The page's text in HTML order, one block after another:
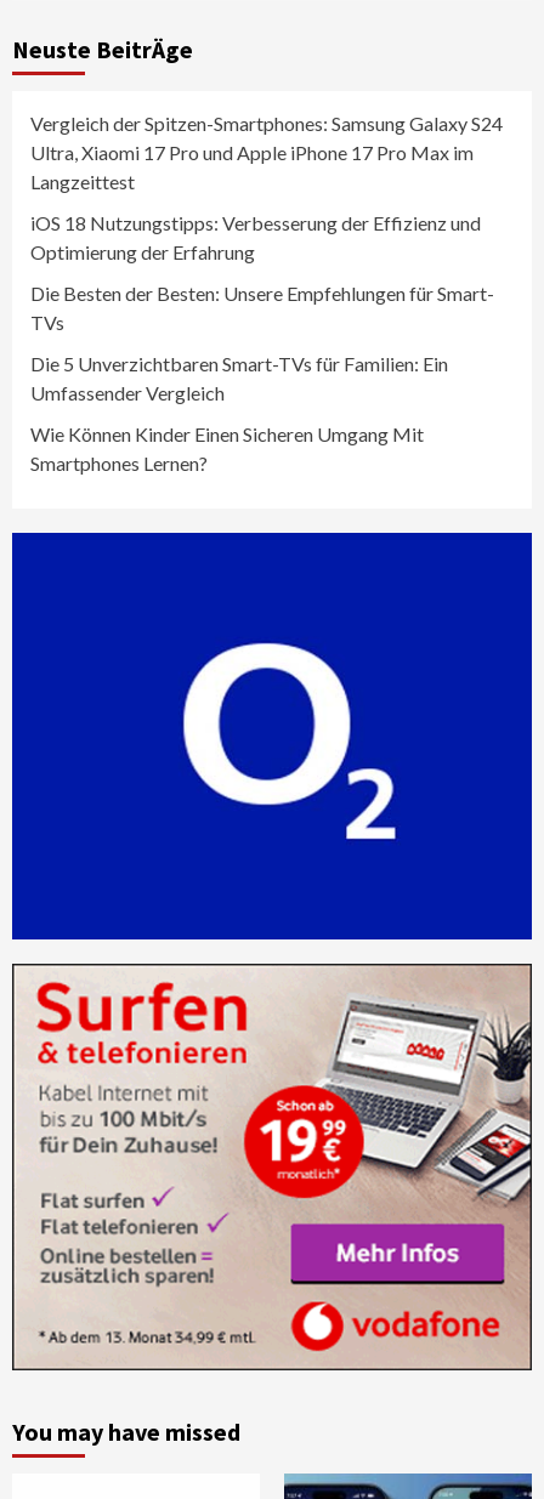
Neuste BeitrÄge
Vergleich der Spitzen-Smartphones: Samsung Galaxy S24
Ultra, Xiaomi 17 Pro und Apple iPhone 17 Pro Max im
Langzeittest
iOS 18 Nutzungstipps: Verbesserung der Effizienz und
Optimierung der Erfahrung
Die Besten der Besten: Unsere Empfehlungen für Smart-
TVs
Die 5 Unverzichtbaren Smart-TVs für Familien: Ein
Umfassender Vergleich
Wie Können Kinder Einen Sicheren Umgang Mit
Smartphones Lernen?
You may have missed